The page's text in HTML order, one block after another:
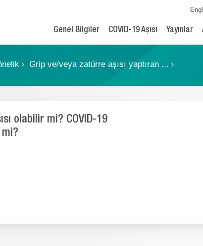
Genel Bilgiler COVID-19 Aşısı Yayınlar
Grip ve/veya zatürre aşısı yaptıran ...
olabilir mi? COVID-19
mi?